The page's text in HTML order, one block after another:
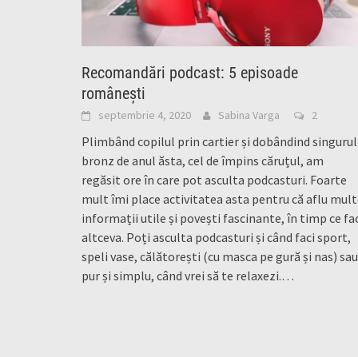
Recomandări podcast: 5 episoade
românești
septembrie 4, 2020 Sabina Varga 2
Plimbând copilul prin cartier și dobândind singurul
bronz de anul ăsta, cel de împins căruțul, am
regăsit ore în care pot asculta podcasturi. Foarte
mult îmi place activitatea asta pentru că aflu
informații utile și povești fascinante, în timp ce
altceva. Poți asculta podcasturi și când faci sport,
speli vase, călătorești (cu masca pe gură și nas)
pur și simplu, când vrei să te relaxezi.…